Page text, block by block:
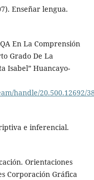
Enseñar lengua.
En La Comprensión
Grado De La
Isabel” Huancayo-
handle/20.500.12692/
e inferencial.
Orientaciones
Corporación Gráfica